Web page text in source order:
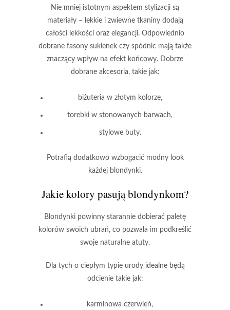
Nie mniej istotnym aspektem stylizacji są
materiały – lekkie i zwiewne tkaniny dodają
całości lekkości oraz elegancji. Odpowiednio
dobrane fasony sukienek czy spódnic mają także
znaczący wpływ na efekt końcowy. Dobrze
dobrane akcesoria, takie jak:
biżuteria w złotym kolorze,
torebki w stonowanych barwach,
stylowe buty.
Potrafią dodatkowo wzbogacić modny look
każdej blondynki.
Jakie kolory pasują blondynkom?
Blondynki powinny starannie dobierać paletę
kolorów swoich ubrań, co pozwala im podkreślić
swoje naturalne atuty.
Dla tych o ciepłym typie urodyidealne będą
odcienie takie jak:
karminowa czerwień,